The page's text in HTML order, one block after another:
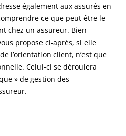
également aux assurés en
ce que peut être le
chez un assureur. Bien
propose ci-après, si elle
l’orientation client, n’est que
Celui-ci se déroulera
» de gestion des